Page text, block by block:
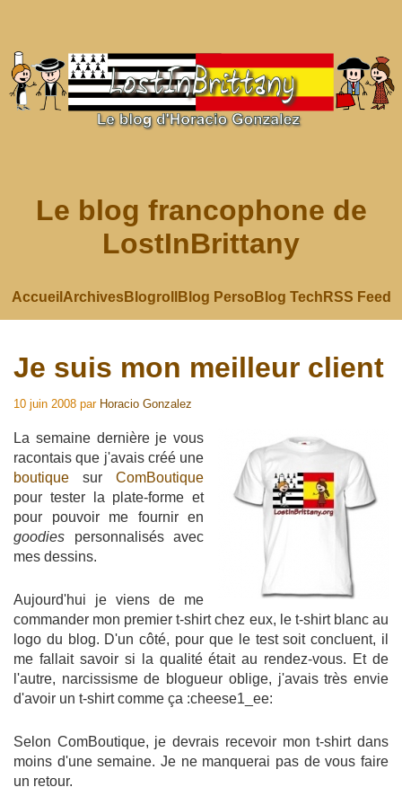
Le blog francophone de
LostInBrittany
Accueil ArchivesBlogroll Blog Perso Blog Tech RSS Feed
Je suis mon meilleur client
10 juin 2008 par Horacio Gonzalez
La semaine dernière je vous
racontais que j'avais créé une
boutique sur ComBoutique
pour tester la plate-forme et
pour pouvoir me fournir en
goodies personnalisés avec
mes dessins.
Aujourd'hui je viens de me
commander mon premier t-shirt chez eux, le t-shirt blanc au
logo du blog. D'un côté, pour que le test soit concluent, il
me fallait savoir si la qualité était au rendez-vous. Et de
l'autre, narcissisme de blogueur oblige, j'avais très envie
d'avoir un t-shirt comme ça :cheese1_ee:
Selon ComBoutique, je devrais recevoir mon t-shirt dans
moins d'une semaine. Je ne manquerai pas de vous faire
un retour.